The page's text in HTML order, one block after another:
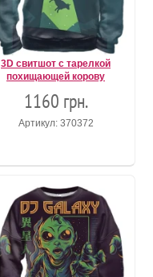
3D свитшот с тарелкой
похищающей корову
1160 грн.
Артикул: 370372